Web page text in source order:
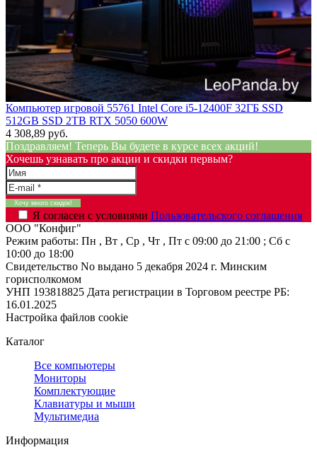
Компьютер игровой 55761 Intel Core i5-12400F 32ГБ SSD
512GB SSD 2TB RTX 5050 600W
4 308,89 руб.
Поздравляем! Теперь Вы будете в курсе всех акций!
Хочешь узнавать про акции и скидки первым?
Я согласен с условиями Пользовательского соглашения
ООО "Конфиг"
Режим работы: Пн , Вт , Ср , Чт , Пт c 09:00 до 21:00 ; Сб c
10:00 до 18:00
Свидетельство No выдано 5 декабря 2024 г. Минским
горисполкомом
УНП 193818825 Дата регистрации в Торговом реестре РБ:
16.01.2025
Настройка файлов cookie
Каталог
Все компьютеры
Мониторы
Комплектующие
Клавиатуры и мыши
Мультимедиа
Информация